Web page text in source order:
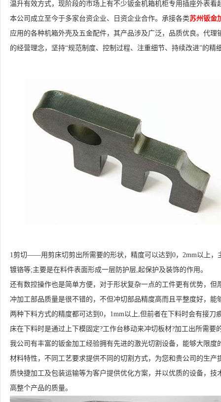
温升有效方式，现阶段的市场上有不少钣金机箱机柜专用插座外表
本公司成立至今于多家台资企业、日资企业合作。承接各类苏州钣金
应用的各种机箱外壳及五金配件，其产品涉及广泛，品质优良。代
的经营理念，坚持“规范制度、控制过程、注重细节、持续改进”的
1剪切——用剪床切剪出所需要的形状，精度可以达到0，2mm以上
镀铬等;主要是在料件表面形成一层防护层,起保护及装饰的作用。
还有数控操作也是简单方便，对于形状复杂一点的工件更有优势，
冲加工部品质量是很不错的，不但冲切部品精度高而且平整度好，能
两种下料方式的精度都可达到0，1mm以上,但前者在下料时会有接
床在下料时是通过上下模固定?工作台移动来冲切板材?加工出所需要
我公司有丰富的钣金加工经验拥有先进的激光切割设备，能够大限
材料特性，不同工艺要求提供不同的切割方式，为您和贵公司的生
质快捷加工及包装运输等为客户提供优化方案，并以优质的设备，
高整个产品的质量。